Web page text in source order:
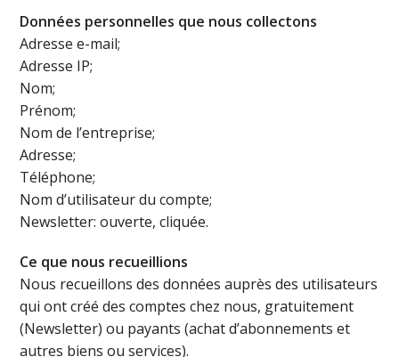
Données personnelles que nous collectons
Adresse e-mail;
Adresse IP;
Nom;
Prénom;
Nom de l’entreprise;
Adresse;
Téléphone;
Nom d’utilisateur du compte;
Newsletter: ouverte, cliquée.
Ce que nous recueillions
Nous recueillons des données auprès des utilisateurs
qui ont créé des comptes chez nous, gratuitement
(Newsletter) ou payants (achat d’abonnements et
autres biens ou services).